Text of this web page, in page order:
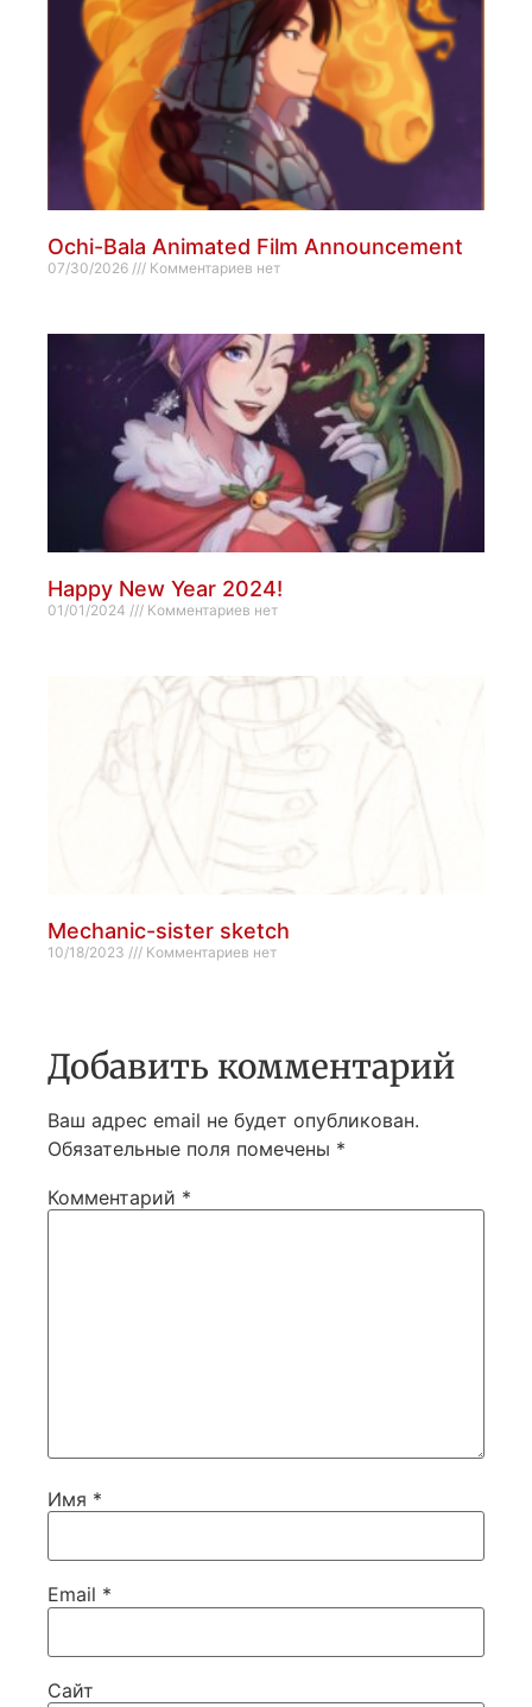
Ochi-Bala Animated Film Announcement
07/30/2026 Комментариев нет
Happy New Year 2024!
01/01/2024 Комментариев нет
Mechanic-sister sketch
10/18/2023 Комментариев нет
Добавить комментарий
Ваш адрес email не будет опубликован.
Обязательные поля помечены *
Комментарий *
Имя *
Email *
Сайт